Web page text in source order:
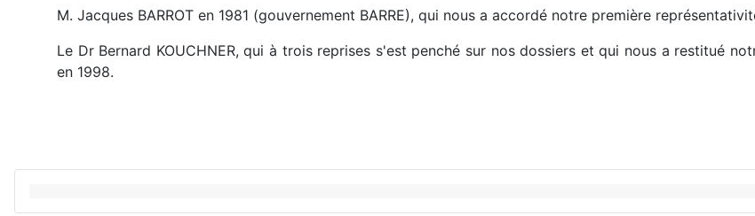
M. Jacques BARROT en 1981 (gouvernement BARRE), qui nous a accordé notre première
Le Dr Bernard KOUCHNER, qui à trois reprises s'est penché sur nos dossiers et qui nous a restitué
en 1998.